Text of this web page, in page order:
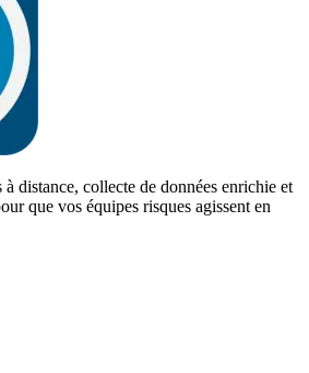
distance, collecte de données enrichie et
que vos équipes risques agissent en